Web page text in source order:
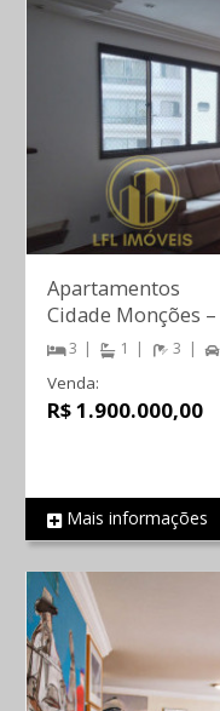
REF 725
Apartamentos
Cidade Monções –
3 1 3
Venda:
R$ 1.900.000,00
Mais informações